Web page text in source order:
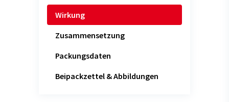
Wirkung
Zusammensetzung
Packungsdaten
Beipackzettel & Abbildungen